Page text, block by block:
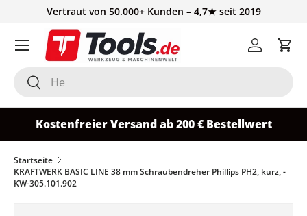
Vertraut von 50.000+ Kunden – 4,7★ seit 2019
Suchen
Suchen
Einloggen
Kostenfreier Versand ab 200 € Bestellwert
Startseite
KRAFTWERK BASIC LINE 38 mm Schraubendreher Phillips PH2, kurz, -
KW-305.101.902